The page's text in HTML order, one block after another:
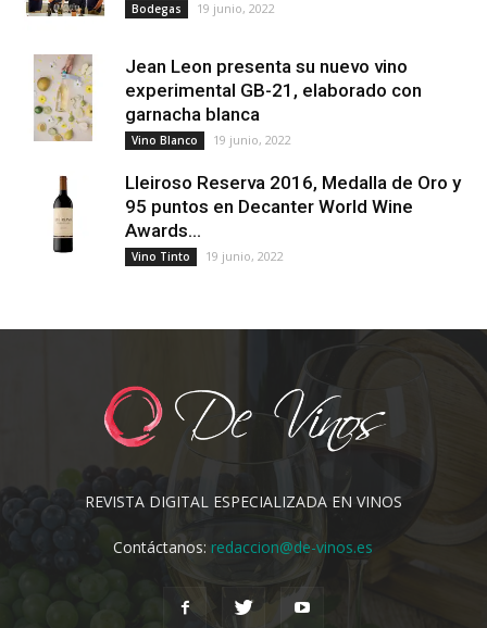
Bodegas 19 junio, 2022
Jean Leon presenta su nuevo vino
experimental GB-21, elaborado con
garnacha blanca
Vino Blanco 19 junio, 2022
Lleiroso Reserva 2016, Medalla de Oro y
95 puntos en Decanter World Wine
Awards...
Vino Tinto 19 junio, 2022
REVISTA DIGITAL ESPECIALIZADA EN VINOS
Contáctanos:redaccion@de-vinos.es